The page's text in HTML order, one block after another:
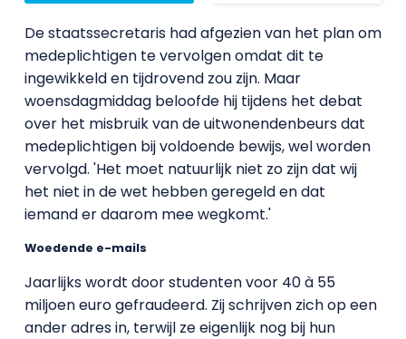
De staatssecretaris had afgezien van het plan om
medeplichtigen te vervolgen omdat dit te
ingewikkeld en tijdrovend zou zijn. Maar
woensdagmiddag beloofde hij tijdens het debat
over het misbruik van de uitwonendenbeurs dat
medeplichtigen bij voldoende bewijs, wel worden
vervolgd. 'Het moet natuurlijk niet zo zijn dat wij
het niet in de wet hebben geregeld en dat
iemand er daarom mee wegkomt.'
Woedende e-mails
Jaarlijks wordt door studenten voor 40 à 55
miljoen euro gefraudeerd. Zij schrijven zich op een
ander adres in, terwijl ze eigenlijk nog bij hun